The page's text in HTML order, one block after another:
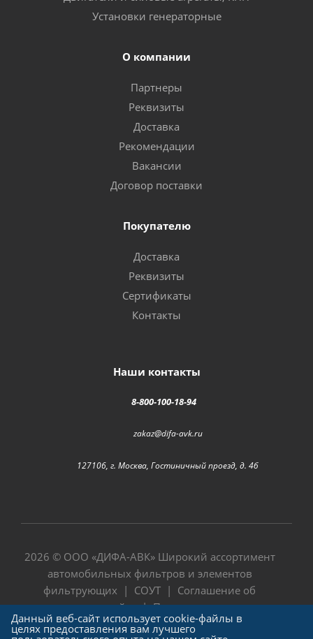
Установки генераторные
О компании
Партнеры
Реквизиты
Доставка
Рекомендации
Вакансии
Договор поставки
Покупателю
Доставка
Реквизиты
Сертификаты
Контакты
Наши контакты
8-800-100-18-94
zakaz@difa-avk.ru
127106, г. Москва, Гостиничный проезд, д. 4б
2026 © ООО «ДИФА-АВК» Широкий ассортимент
автомобильных фильтров и элементов
фильтрующих | СОУТ | Соглашение об
использовании сайта|Политика в отношении
обработки персональных данных
Данный веб-сайт использует cookie-файлы в
целях предоставления вам лучшего